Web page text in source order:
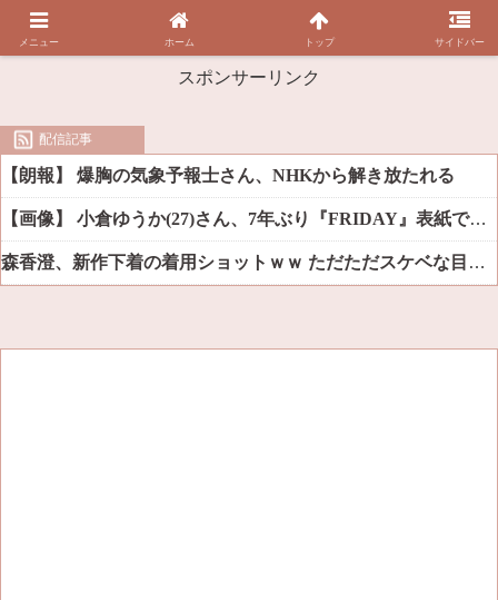
スポンサーリンク
配信記事
【朗報】 爆胸の気象予報士さん、NHKから解き放たれる
【画像】 小倉ゆうか(27)さん、7年ぶり『FRIDAY』表紙で神ボディ大解放
森香澄、新作下着の着用ショットｗｗ ただただスケベな目でしか見れんだろ！！
メニュー ホーム トップ サイドバー